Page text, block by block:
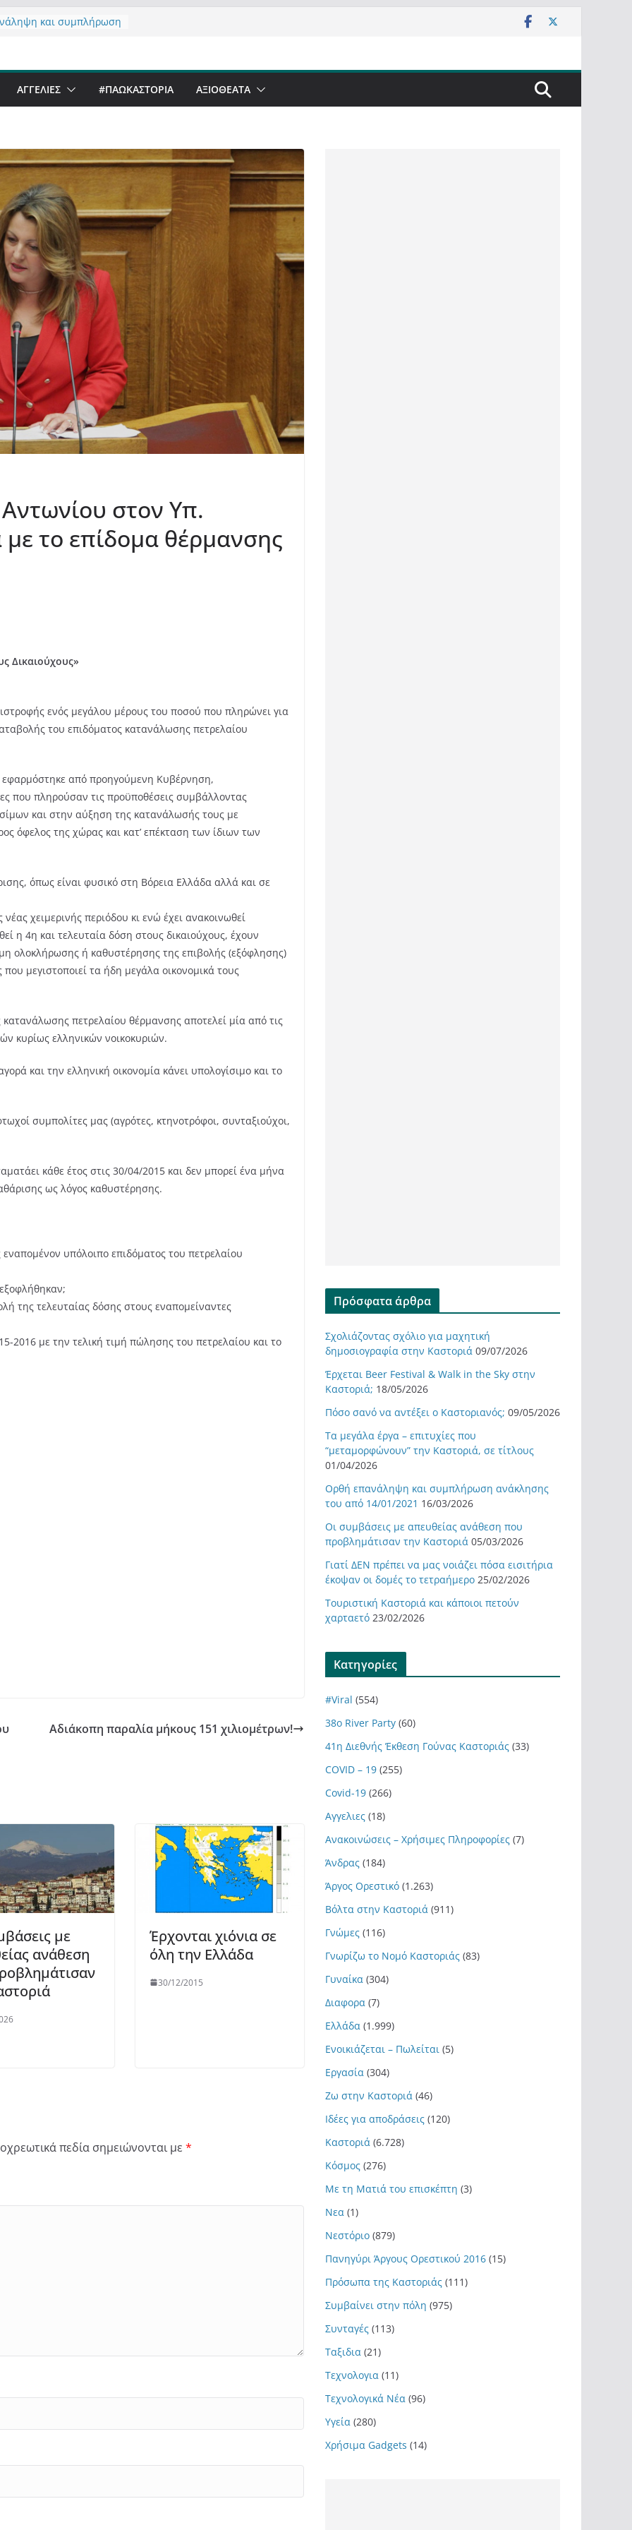
και συμπλήρωση
να αντέξει ο
την Καστοριά,
ΑΓΓΕΛΙΕΣ #ΠΑΩΚΑΣΤΟΡΙΑ ΑΞΙΟΘΈΑΤΑ
στον Υπ.
το επίδομα θέρμανσης
Δικαιούχους»
ενός μεγάλου μέρους του ποσού που πληρώνει για
του επιδόματος κατανάλωσης πετρελαίου
από προηγούμενη Κυβέρνηση,
που πληρούσαν τις προϋποθέσεις συμβάλλοντας
και στην αύξηση της κατανάλωσής τους με
όφελος της χώρας και κατ’ επέκταση των ίδιων των
όπως είναι φυσικό στη Βόρεια Ελλάδα αλλά και σε
χειμερινής περιόδου κι ενώ έχει ανακοινωθεί
η 4η και τελευταία δόση στους δικαιούχους, έχουν
ολοκλήρωσης ή καθυστέρησης της επιβολής (εξόφλησης)
μεγιστοποιεί τα ήδη μεγάλα οικονομικά τους
πετρελαίου θέρμανσης αποτελεί μία από τις
κυρίως ελληνικών νοικοκυριών.
και την ελληνική οικονομία κάνει υπολογίσιμο και το
συμπολίτες μας (αγρότες, κτηνοτρόφοι, συνταξιούχοι,
κάθε έτος στις 30/04/2015 και δεν μπορεί ένα μήνα
ως λόγος καθυστέρησης.
υπόλοιπο επιδόματος του πετρελαίου
της τελευταίας δόσης στους εναπομείναντες
2016 με την τελική τιμή πώλησης του πετρελαίου και το
Αδιάκοπη παραλία μήκους 151 χιλιομέτρων!
με
ανάθεση
Έρχονται χιόνια σε
όλη την Ελλάδα
30/12/2015
πεδία σημειώνονται με *
Πρόσφατα άρθρα
Σχολιάζοντας σχόλιο για μαχητική
δημοσιογραφία στην Καστοριά 09/07/2026
Έρχεται Beer Festival & Walk in the Sky στην
Καστοριά; 18/05/2026
Πόσο σανό να αντέξει ο Καστοριανός; 09/05/2026
Τα μεγάλα έργα – επιτυχίες που
“μεταμορφώνουν” την Καστοριά, σε τίτλους
01/04/2026
Ορθή επανάληψη και συμπλήρωση ανάκλησης
του από 14/01/2021 16/03/2026
Οι συμβάσεις με απευθείας ανάθεση που
προβλημάτισαν την Καστοριά 05/03/2026
Γιατί ΔΕΝ πρέπει να μας νοιάζει πόσα εισιτήρια
έκοψαν οι δομές το τετραήμερο 25/02/2026
Τουριστική Καστοριά και κάποιοι πετούν
χαρταετό 23/02/2026
Kατηγορίες
#Viral (554)
38ο River Party (60)
41η Διεθνής Έκθεση Γούνας Καστοριάς (33)
COVID – 19 (255)
Covid-19 (266)
Αγγελιες (18)
Ανακοινώσεις – Χρήσιμες Πληροφορίες (7)
Άνδρας (184)
Άργος Ορεστικό (1.263)
Βόλτα στην Καστοριά (911)
Γνώμες (116)
Γνωρίζω το Νομό Καστοριάς (83)
Γυναίκα (304)
Διαφορα (7)
Ελλάδα (1.999)
Ενοικιάζεται – Πωλείται (5)
Εργασία (304)
Ζω στην Καστοριά (46)
Ιδέες για αποδράσεις (120)
Καστοριά (6.728)
Κόσμος (276)
Με τη Ματιά του επισκέπτη (3)
Νεα (1)
Νεστόριο (879)
Πανηγύρι Άργους Ορεστικού 2016 (15)
Πρόσωπα της Καστοριάς (111)
Συμβαίνει στην πόλη (975)
Συνταγές (113)
Ταξιδια (21)
Τεχνολογια (11)
Τεχνολογικά Νέα (96)
Υγεία (280)
Χρήσιμα Gadgets (14)